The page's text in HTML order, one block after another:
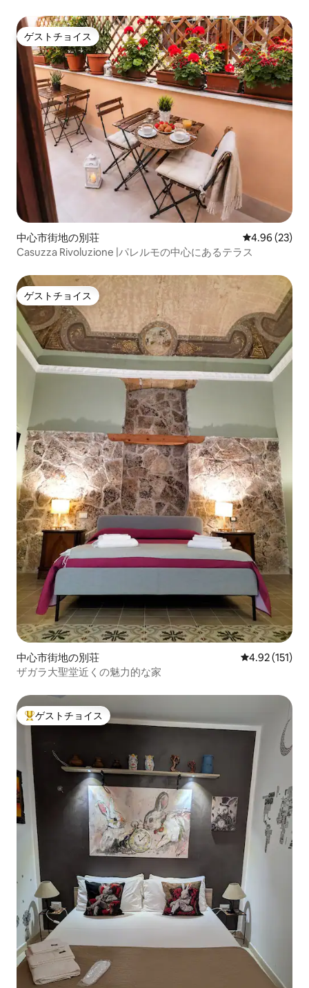
ゲストチョイス
ゲストチョイス
中心市街地の別荘 レビュー23
4.96 (23)
Casuzza Rivoluzione |パレルモの中心にあるテラス
ゲストチョイス
ゲストチョイス
中心市街地の別荘 レビュー151
4.92 (151)
ザガラ大聖堂近くの魅力的な家
大好評のゲストチョイスです。
ゲストチョイス